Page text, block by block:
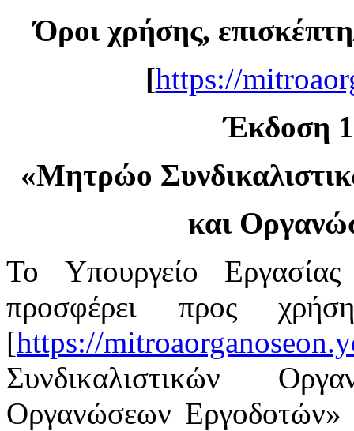
Όροι χρήσης,
[https://
Έκδοση
«Μητρώο
και
Το Υπουργείο
προσφέρει προς
[https://
Συνδικαλιστικών
Οργανώσεων Εργοδοτών»